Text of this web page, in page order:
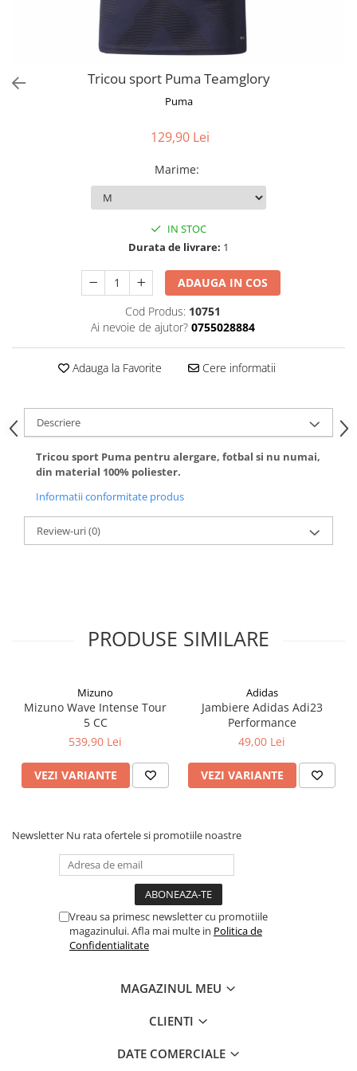
Tricou sport Puma Teamglory
Puma
129,90 Lei
Marime:
IN STOC
Durata de livrare: 1
ADAUGA IN COS
Cod Produs: 10751
Ai nevoie de ajutor? 0755028884
Adauga la Favorite Cere informatii
Descriere
Tricou sport Puma pentru alergare, fotbal si nu numai,
din material 100% poliester.
Informatii conformitate produs
Review-uri(0)
PRODUSE SIMILARE
Mizuno
Mizuno Wave Intense Tour
5 CC
539,90 Lei
VEZI VARIANTE
Adidas
Jambiere Adidas Adi23
Performance
49,00 Lei
VEZI VARIANTE
Newsletter Nu rata ofertele si promotiile noastre
Vreau sa primesc newsletter cu promotiile
magazinului. Afla mai multe in Politica de
Confidentialitate
MAGAZINUL MEU
CLIENTI
DATE COMERCIALE